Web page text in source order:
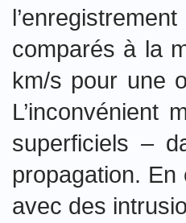
comparés à la
km/s pour une
superficiels –
propagation.
avec des